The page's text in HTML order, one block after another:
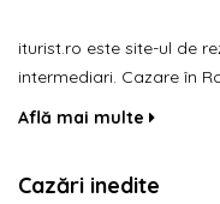
iturist.ro este site-ul de
intermediari. Cazare în
Află mai multe
Cazări inedite